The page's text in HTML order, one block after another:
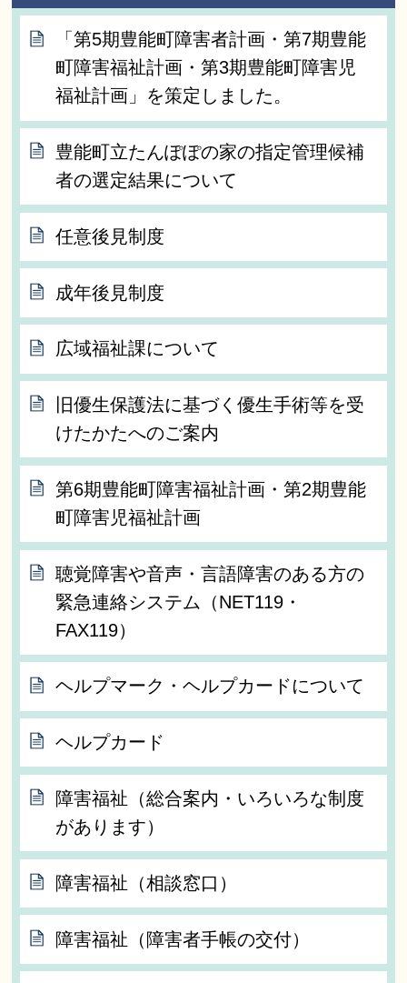
「第5期豊能町障害者計画・第7期豊能
町障害福祉計画・第3期豊能町障害児
福祉計画」を策定しました。
豊能町立たんぽぽの家の指定管理候補
者の選定結果について
任意後見制度
成年後見制度
広域福祉課について
旧優生保護法に基づく優生手術等を受
けたかたへのご案内
第6期豊能町障害福祉計画・第2期豊能
町障害児福祉計画
聴覚障害や音声・言語障害のある方の
緊急連絡システム（NET119・
FAX119）
ヘルプマーク・ヘルプカードについて
ヘルプカード
障害福祉（総合案内・いろいろな制度
があります）
障害福祉（相談窓口）
障害福祉（障害者手帳の交付）